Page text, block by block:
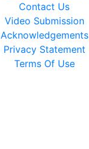
Contact Us
Video Submission
Acknowledgements
Privacy Statement
Terms Of Use